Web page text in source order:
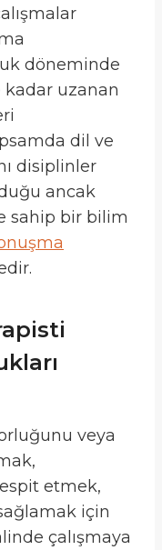
döneminde
kadar uzanan
dil ve
disiplinler
ancak
sahip bir bilim
veya
etmek,
için
çalışmaya